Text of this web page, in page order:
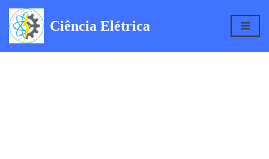
Pular
Ciência Elétrica